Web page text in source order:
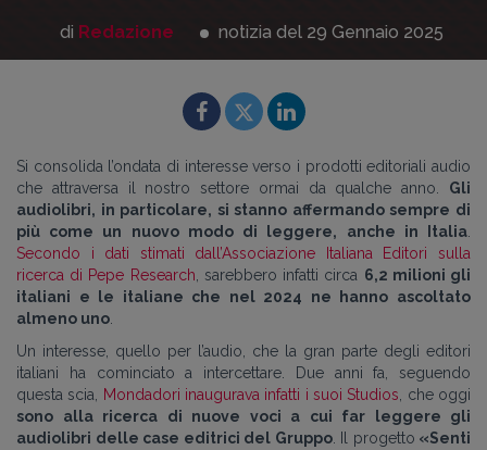
di Redazione notizia del 29 Gennaio 2025
Si consolida l’ondata di interesse verso i prodottieditorialiaudio
che attraversa il nostro settore ormai da qualche anno
Gli
audiolibri, in particolare, si stanno affermando sempre di
più come un nuovo modo di leggere, anche in Italia
Secondo i dati stimati dall’Associazione Italiana Editori sulla
ricerca di Pepe Research , sarebbero infatti circa 6,2 milioni gli
italiani e le italiane che nel 2024 ne
hanno ascoltato
almeno uno
Un interesse , quello per l’audio, che
la gran parte degli editori
italiani ha cominciato a intercettare.
Due anni fa, seguendo
questa scia,
Mondadori inaugurava infatti i suoi Studios che oggi
sono alla ricerca di nuove voci a cui far leggere gli
audiolibri delle case editrici del Gruppo. progetto «Senti